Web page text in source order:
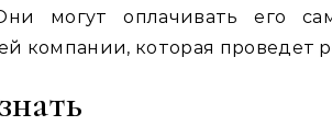
могут оплачивать его
компании, которая проведет